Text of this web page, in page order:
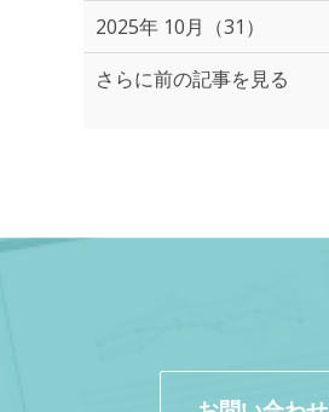
2025年 10月（31）
さらに前の記事を見る